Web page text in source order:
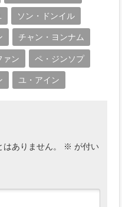
ソン・ドンイル
チャン・ヨンナム
ァン ペ・ジンソプ
ユ・アイン
ありません。 ※ が付い